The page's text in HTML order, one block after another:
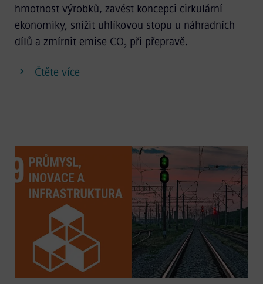
hmotnost výrobků, zavést koncepci cirkulární
ekonomiky, snížit uhlíkovou stopu u náhradních
dílů a zmírnit emise CO2 při přepravě.
Čtěte více